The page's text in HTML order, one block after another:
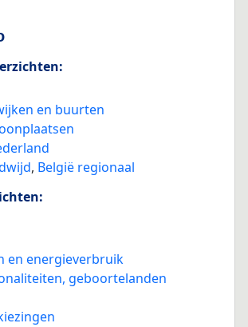
en buurten
, België regionaal
en energieverbruik
geboortelanden